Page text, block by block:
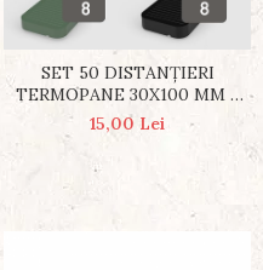
SET 50 DISTANȚIERI
TERMOPANE 30X100 MM –
GROSIME 1-8 MM, DIVIZIBILI
15,00 Lei